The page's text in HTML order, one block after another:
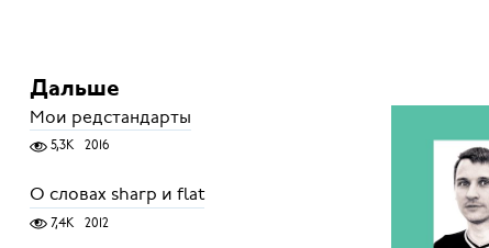
Дальше
Мои редстандарты
5,3K 2016
О словах sharp и flat
7,4K 2012